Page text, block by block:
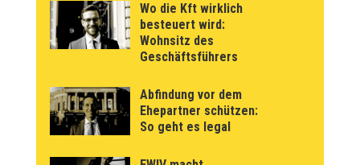
Wo die Kft wirklich
besteuert wird:
Wohnsitz des
Geschäftsführers
Abfindung vor dem
Ehepartner schützen:
So geht es legal